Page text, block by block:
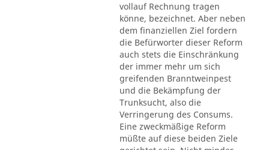
vollauf Rechnung tragen
könne, bezeichnet. Aber neben
dem finanziellen Ziel fordern
die Befürworter dieser Reform
auch stets die Einschränkung
der immer mehr um sich
greifenden Branntweinpest
und die Bekämpfung der
Trunksucht, also die
Verringerung des Consums.
Eine zweckmäßige Reform
müßte auf diese beiden Ziele